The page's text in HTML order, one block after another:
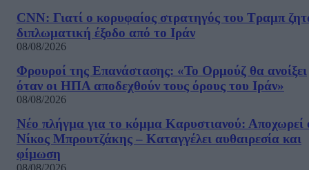
CNN: Γιατί ο κορυφαίος στρατηγός του Τραμπ
διπλωματική έξοδο από το Ιράν
08/08/2026
Φρουροί της Επανάστασης: «Το Ορμούζ θα ανοίξει
όταν οι ΗΠΑ αποδεχθούν τους όρους του Ιράν»
08/08/2026
Νέο πλήγμα για το κόμμα Καρυστιανού: Αποχωρεί
Νίκος Μπρουτζάκης – Καταγγέλει αυθαιρεσία και
φίμωση
08/08/2026